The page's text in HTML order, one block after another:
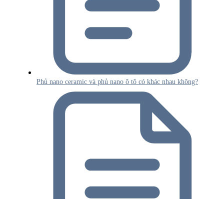
Phủ nano ceramic và phủ nano ô tô có khác nhau không?